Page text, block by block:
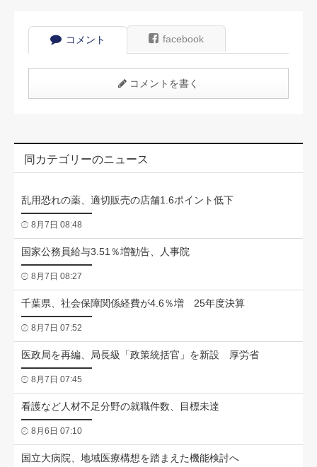
コメント facebook
コメントを書く
同カテゴリーのニュース
乱用恐れの薬、適切販売の店舗1.6ポイント低下
8月7日 08:48
国家公務員給与3.51％増勧告、人事院
8月7日 08:27
千葉県、社会保障関係経費が4.6％増 25年度決算
8月7日 07:52
医政局を再編、局長級「政策統括官」を新設 厚労省
8月7日 07:45
看護など人材不足分野の就職件数、目標未達
8月6日 07:10
国立大病院、地域医療構想を踏まえた機能検討へ